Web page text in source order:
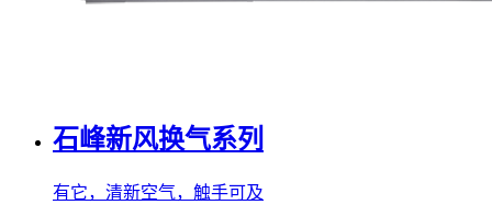
石峰新风换气系列
有它，清新空气，触手可及